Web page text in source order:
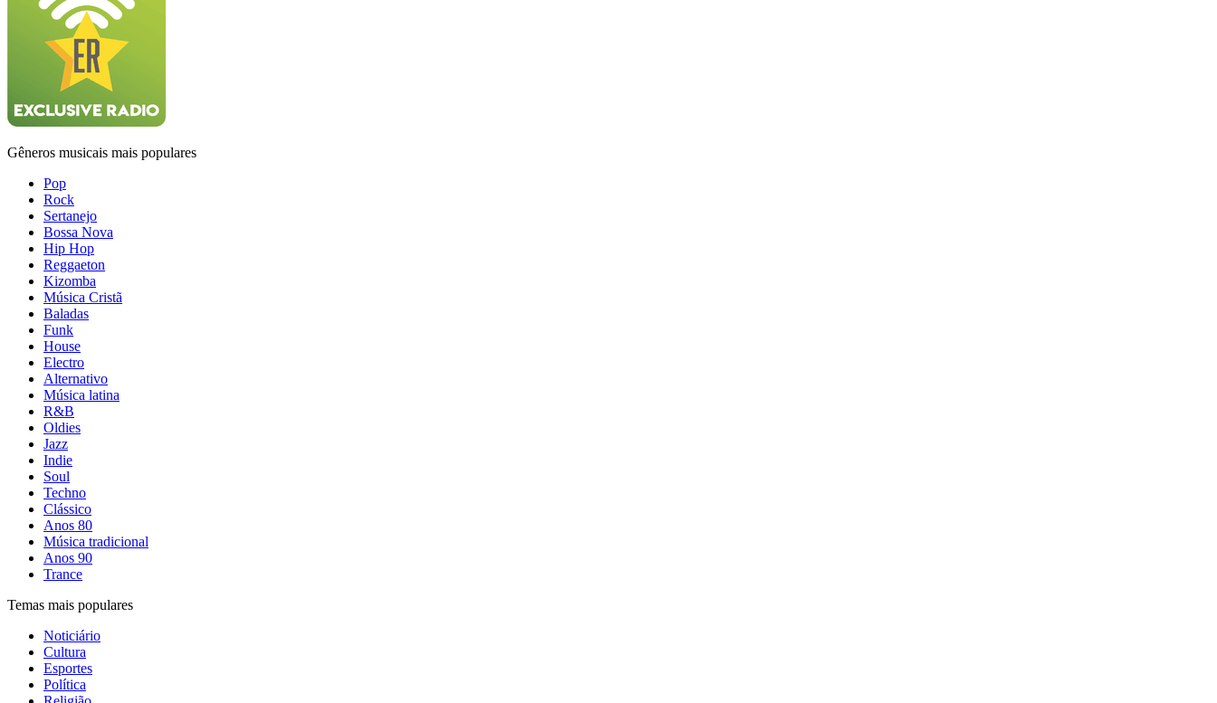
Gêneros musicais mais populares
Pop
Rock
Sertanejo
Bossa Nova
Hip Hop
Reggaeton
Kizomba
Música Cristã
Baladas
Funk
House
Electro
Alternativo
Música latina
R&B
Oldies
Jazz
Indie
Soul
Techno
Clássico
Anos 80
Música tradicional
Anos 90
Trance
Temas mais populares
Noticiário
Cultura
Esportes
Política